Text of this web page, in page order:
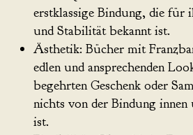
erstklassige Bindung, die für
und Stabilität bekannt ist.
Ästhetik: Bücher mit
edlen und ansprechenden
begehrten Geschenk oder
nichts von der Bindung innen
ist.